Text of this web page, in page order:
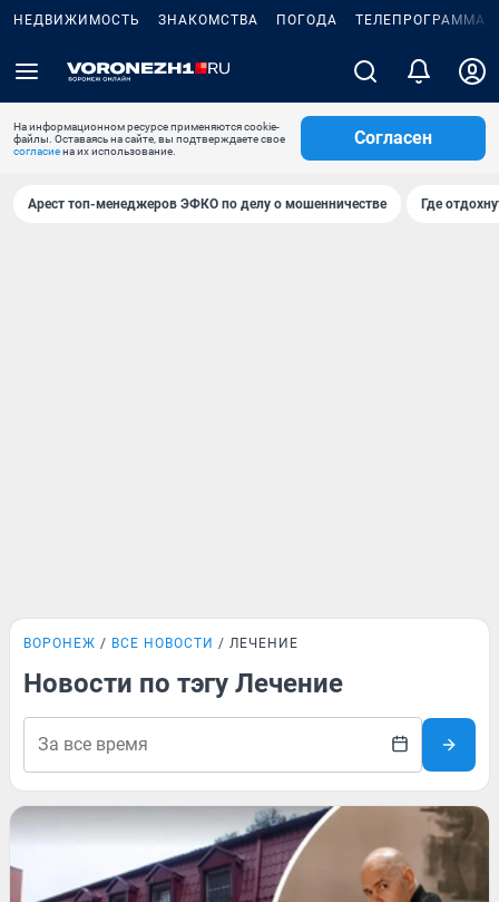
НЕДВИЖИМОСТЬ ЗНАКОМСТВА ПОГОДА ТЕЛЕПРОГРАММА
На информационном ресурсе применяются cookie-
файлы. Оставаясь на сайте, вы подтверждаете свое
согласиена их использование.
Согласен
Арест топ-менеджеров ЭФКО по делу о мошенничестве Где
ВОРОНЕЖ ВСЕ НОВОСТИ ЛЕЧЕНИЕ
Новости по тэгу Лечение